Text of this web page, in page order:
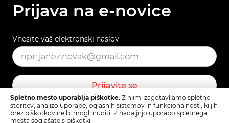
Prijava na e-novice
Vnesite vaš elektronski naslov
Prijavite se
Spletno mesto uporablja piškotke. Z njimi zagotavljamo spletno
storitev, analizo uporabe, oglasnih sistemov in funkcionalnosti, ki jih
brez piškotkov ne bi mogli nuditi. Z nadaljnjo uporabo spletnega
mesta soglašate s piškotki.